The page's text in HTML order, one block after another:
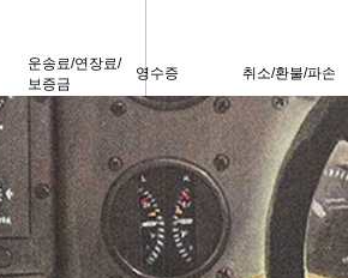
운송료/연장료/
보증금
영수증 취소/환불/파손